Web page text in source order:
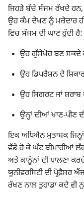
ਜਿਹੜੇ ਬੱਚੇ ਸੰਜਮ ਰੱਖਦੇ
ਉਹ ਕੰਮ ਦੇਖਣ ਨੂੰ ਮਜ਼ੇਦਾਰ
ਵਿਚ ਸੰਜਮ ਦੀ ਘਾਟ ਹੁੰਦੀ ਹੈ:
ਉਹ ਗੁੱਸੇਖ਼ੋਰ ਬਣ ਸਕਦੇ
ਉਹ ਡਿਪਰੈਸ਼ਨ ਦੇ
ਉਹ ਸਿਗਰਟ ਜਾਂ
ਉਨ੍ਹਾਂ ਦੀਆਂ ਖਾਣ-
ਇਕ ਅਧਿਐਨ ਮੁਤਾਬਕ
ਵੱਡੇ ਹੋ ਕੇ ਘੱਟ ਬੀਮਾਰੀਆਂ
ਅਤੇ ਕਾਨੂੰਨਾਂ ਦੀ ਪਾਲਣਾ
ਯੂਨੀਵਰਸਿਟੀ ਦੀ ਪ੍ਰੋਫ਼ੈਸਰ
ਰੱਖਣ ਨਾਲ ਤੁਹਾਡਾ ਕਦੇ ਵੀ